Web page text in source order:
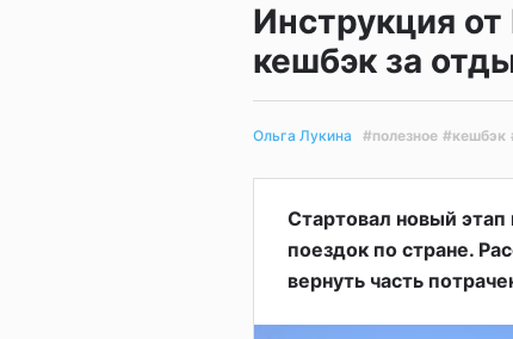
Инструкция
кешбэк за
Ольга Лукина #полезное #кешбэк
Стартовал новый
поездок по стране.
вернуть часть